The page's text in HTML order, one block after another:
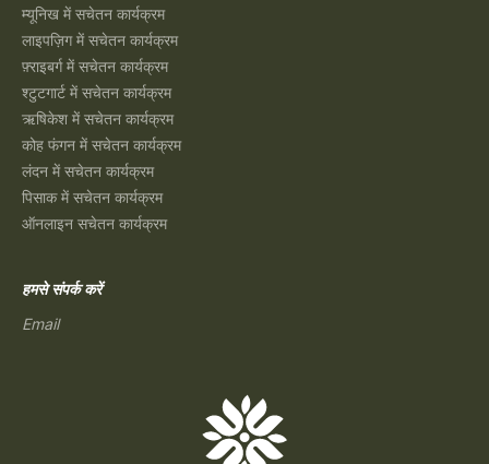
म्यूनिख में सचेतन कार्यक्रम
लाइपज़िग में सचेतन कार्यक्रम
फ़्राइबर्ग में सचेतन कार्यक्रम
श्टुटगार्ट में सचेतन कार्यक्रम
ऋषिकेश में सचेतन कार्यक्रम
कोह फंगन में सचेतन कार्यक्रम
लंदन में सचेतन कार्यक्रम
पिसाक में सचेतन कार्यक्रम
ऑनलाइन सचेतन कार्यक्रम
हमसे संपर्क करें
Email